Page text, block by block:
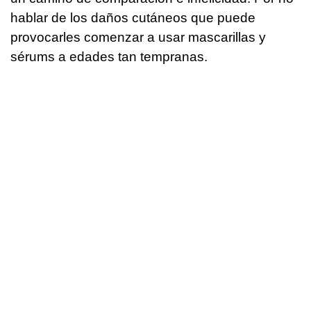
hablar de los daños cutáneos que puede
provocarles comenzar a usar mascarillas y
sérums a edades tan tempranas.